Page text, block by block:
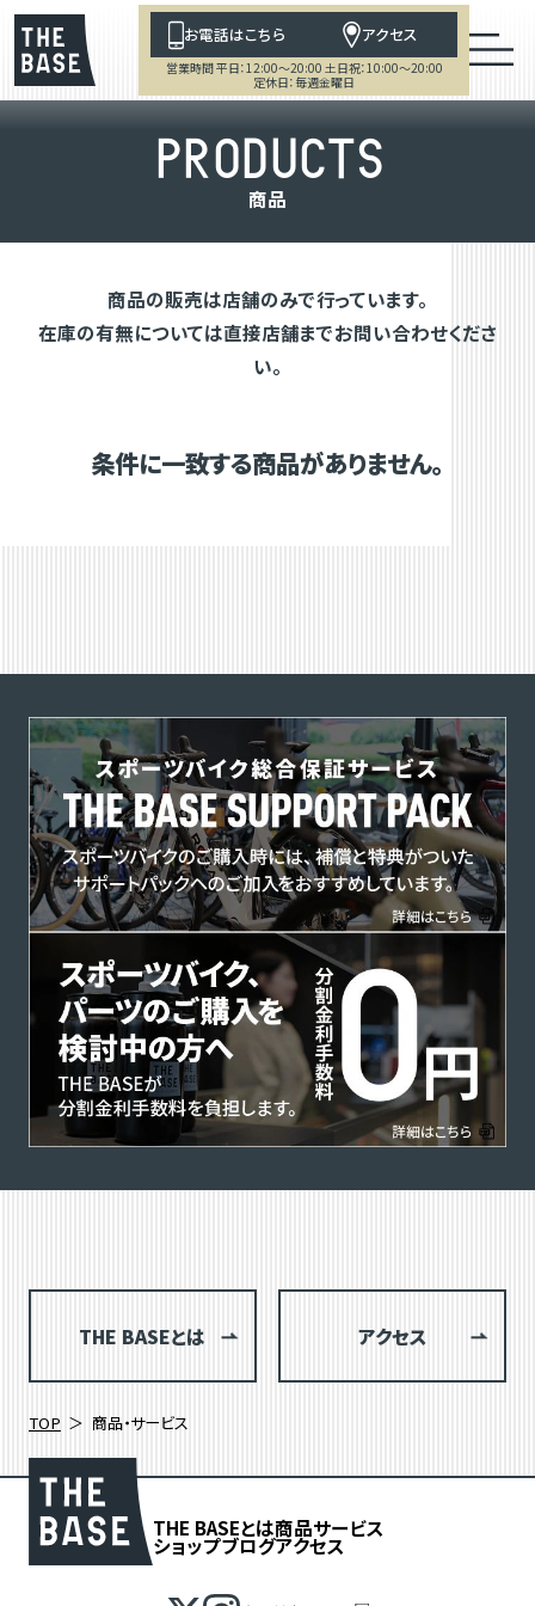
お電話はこちら アクセス
営業時間 平日：12:00～20:00 土日祝：10:00～20:00
定休日：毎週金曜日
PRODUCTS
商品
商品の販売は店舗のみで行っています。
在庫の有無については直接店舗までお問い合わせくださ
い。
条件に一致する商品がありません。
THE BASEとは アクセス
TOP 商品・サービス
THE BASEとは商品サービス
ショップブログアクセス